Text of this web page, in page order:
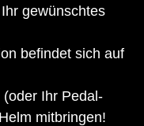
gewünschtes
befindet sich auf
Ihr Pedal-
mitbringen!